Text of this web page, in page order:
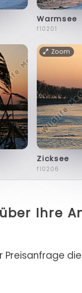
Warmsee
f10201
Zoom
Zicksee
f10206
Ihre
Preisanfrage